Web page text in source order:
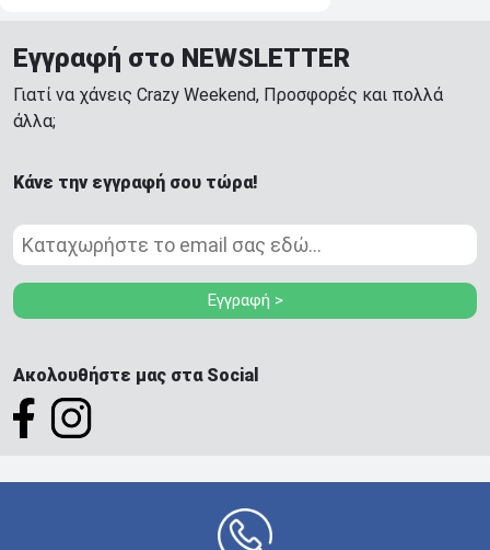
Εγγραφή στο NEWSLETTER
Γιατί να χάνεις Crazy Weekend, Προσφορές και πολλά
άλλα;
Κάνε την εγγραφή σου τώρα!
Εγγραφή >
Ακολουθήστε μας στα Social